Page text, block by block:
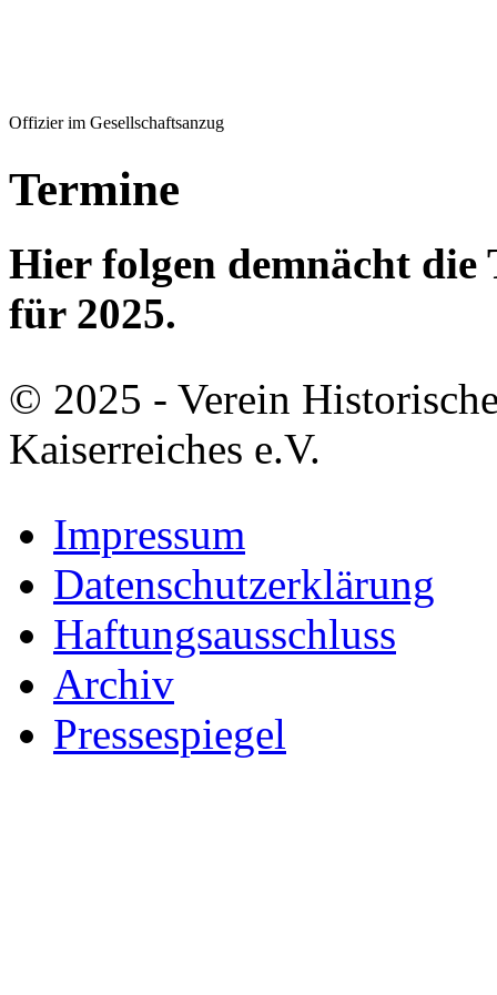
Offizier im Gesellschaftsanzug
Termine
Hier folgen demnächt
für 2025.
© 2025 - Verein
Kaiserreiches e.V.
Impressum
Datenschutzerklärung
Haftungsausschluss
Archiv
Pressespiegel